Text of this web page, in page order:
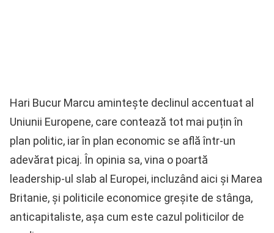
Hari Bucur Marcu amintește declinul accentuat al
Uniunii Europene, care contează tot mai puțin în
plan politic, iar în plan economic se află într-un
adevărat picaj. În opinia sa, vina o poartă
leadership-ul slab al Europei, incluzând aici și Marea
Britanie, și politicile economice greșite de stânga,
anticapitaliste, așa cum este cazul politicilor de